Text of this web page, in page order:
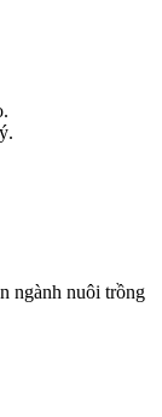
ngành nuôi trồng